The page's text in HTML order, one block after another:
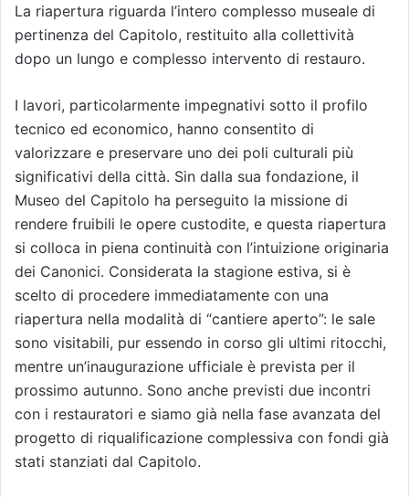
La riapertura riguarda l’intero complesso museale di
pertinenza del Capitolo, restituito alla collettività
dopo un lungo e complesso intervento di restauro.
I lavori, particolarmente impegnativi sotto il profilo
tecnico ed economico, hanno consentito di
valorizzare e preservare uno dei poli culturali più
significativi della città. Sin dalla sua fondazione, il
Museo del Capitolo ha perseguito la missione di
rendere fruibili le opere custodite, e questa riapertura
si colloca in piena continuità con l’intuizione originaria
dei Canonici. Considerata la stagione estiva, si è
scelto di procedere immediatamente con una
riapertura nella modalità di “cantiere aperto”: le sale
sono visitabili, pur essendo in corso gli ultimi ritocchi,
mentre un’inaugurazione ufficiale è prevista per il
prossimo autunno. Sono anche previsti due incontri
con i restauratori e siamo già nella fase avanzata del
progetto di riqualificazione complessiva con fondi già
stati stanziati dal Capitolo.